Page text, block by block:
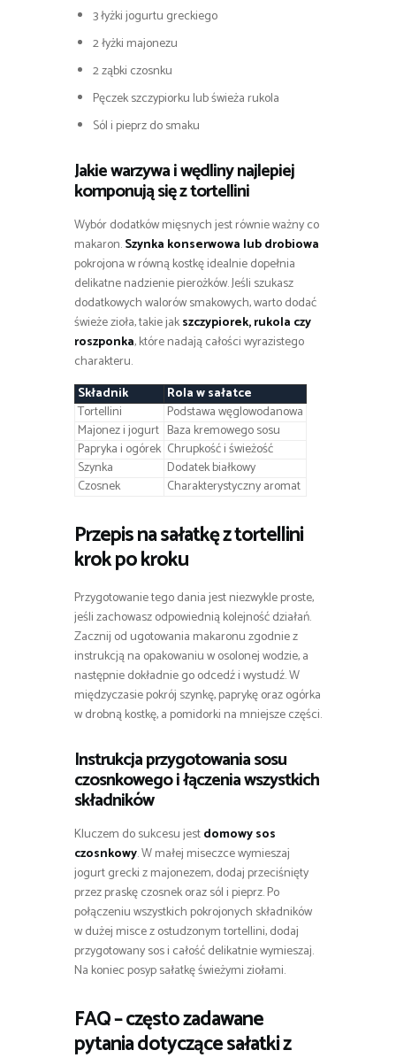
3 łyżki jogurtu greckiego
2 łyżki majonezu
2 ząbki czosnku
Pęczek szczypiorku lub świeża rukola
Sól i pieprz do smaku
Jakie warzywa i wędliny najlepiej
komponują się z tortellini
Wybór dodatków mięsnych jest równie ważny co
makaron.Szynka konserwowa lub drobiowa
pokrojona w równą kostkę idealnie dopełnia
delikatne nadzienie pierożków. Jeśli szukasz
dodatkowych walorów smakowych, warto dodać
świeże zioła, takie jakszczypiorek, rukola czy
roszponka, które nadają całości wyrazistego
charakteru.
Składnik
Rola w sałatce
Tortellini
Podstawa węglowodanowa
Majonez i jogurt Baza kremowego sosu
Papryka i ogórek Chrupkość i świeżość
Szynka
Dodatek białkowy
Czosnek
Charakterystyczny aromat
Przepis na sałatkę z tortellini
krok po kroku
Przygotowanie tego dania jest niezwykle proste,
jeśli zachowasz odpowiednią kolejność działań.
Zacznij od ugotowania makaronu zgodnie z
instrukcją na opakowaniu w osolonej wodzie, a
następnie dokładnie go odcedź i wystudź. W
międzyczasie pokrój szynkę, paprykę oraz ogórka
w drobną kostkę, a pomidorki na mniejsze części.
Instrukcja przygotowania sosu
czosnkowego i łączenia wszystkich
składników
Kluczem do sukcesu jestdomowy sos
czosnkowy. W małej miseczce wymieszaj
jogurt grecki z majonezem, dodaj przeciśnięty
przez praskę czosnek oraz sól i pieprz. Po
połączeniu wszystkich pokrojonych składników
w dużej misce z ostudzonym tortellini, dodaj
przygotowany sos i całość delikatnie wymieszaj.
Na koniec posyp sałatkę świeżymi ziołami.
FAQ – często zadawane
pytania dotyczące sałatki z